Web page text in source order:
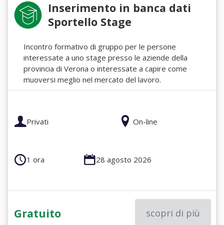
Inserimento in banca dati
Sportello Stage
Incontro formativo di gruppo per le persone
interessate a uno stage presso le aziende della
provincia di Verona o interessate a capire come
muoversi meglio nel mercato del lavoro.
Privati On-line
1 ora 28 agosto 2026
Gratuito scopri di più